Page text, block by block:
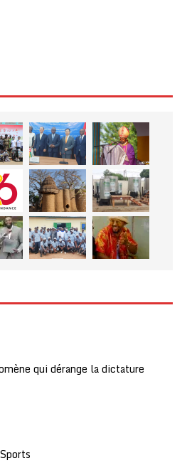
qui dérange la dictature